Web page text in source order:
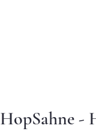
HopSahne -